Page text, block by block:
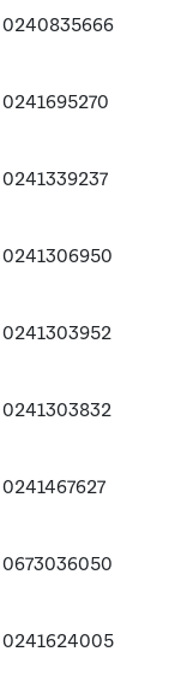
0240835666
0241695270
0241339237
0241306950
0241303952
0241303832
0241467627
0673036050
0241624005